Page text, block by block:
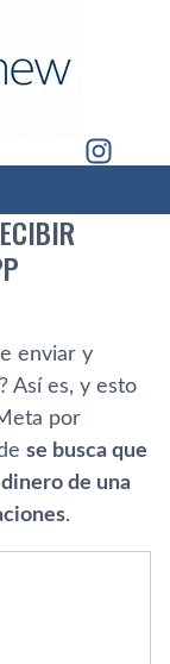
enviar y
Así es, y esto
por
se busca que
de una
.